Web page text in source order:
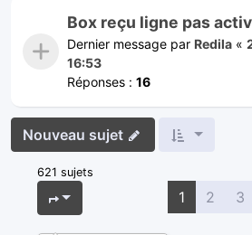
Box reçu ligne pas
Dernier message par Redila «
16:53
Réponses : 16
Nouveau sujet
621 sujets
Page 1 2 3